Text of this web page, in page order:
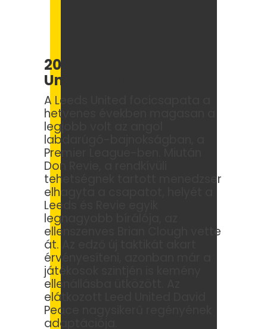
20. Az elátkozott Leeds
United (2009)
A Leeds United focicsapata a
hetvenes években magasan a
legjobb volt az angol
labdarúgó-bajnokságban, a
Premier League-ben. Miután
Don Revie, a rendkívüli
tehetségnek tartott menedzser
elhagyta a csapatot, helyét a
Leeds és Revie egyik
legnagyobb bírálója, az
ellenszenves Brian Clough vette
át. Az edző új taktikát akart
érvényesíteni, azonban már a
játékosok szintjén is kemény
ellenállásba ütközött. Az
elátkozott Leed United David
Peace nagysikerű regényének
adaptációja.